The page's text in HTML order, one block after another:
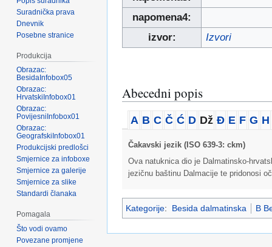
napomena4:
izvor:
Izvori
Abecedni popis
A B C Č Ć D Dž Đ E F G H
Čakavski jezik (ISO 639-3: ckm)
Ova natuknica dio je Dalmatinsko-
jezičnu baštinu Dalmacije te pridonosi
Kategorije: Besida dalmatinska B
Suradnička prava
Dnevnik
Posebne stranice
Produkcija
Obrazac:
BesidaInfobox05
Obrazac:
HrvatskiInfobox01
Obrazac:
PovijesniInfobox01
Obrazac:
GeografskiInfobox01
Produkcijski predlošci
Smjernice za infoboxe
Smjernice za galerije
Smjernice za slike
Standardi članaka
Pomagala
Što vodi ovamo
Povezane promjene